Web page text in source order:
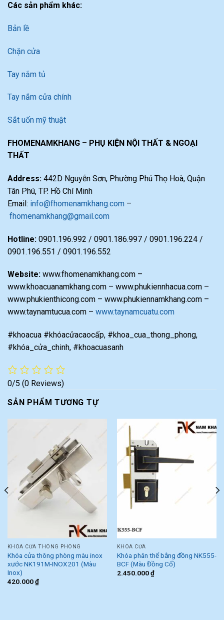
Các sản phẩm khác:
Bản lề
Chặn cửa
Tay nắm tủ
Tay nắm cửa chính
Sắt uốn mỹ thuật
FHOMENAMKHANG – PHỤ KIỆN NỘI THẤT & NGOẠI
THẤT
Address: 442D Nguyễn Sơn, Phường Phú Thọ Hoà, Quận
Tân Phú, TP. Hồ Chí Minh
Email: info@fhomenamkhang.com –
fhomenamkhang@gmail.com
Hotline: 0901.196.992 / 0901.186.997 / 0901.196.224 /
0901.196.551 / 0901.196.552
Website: www.fhomenamkhang.com –
www.khoacuanamkhang.com – www.phukiennhacua.com –
www.phukienthicong.com – www.phukiennamkhang.com –
www.taynamtucua.com – www.taynamcuatu.com
#khoacua #khóacửacaocấp, #khoa_cua_thong_phong,
#khóa_cửa_chinh, #khoacuasanh
0/5 (0 Reviews)
SẢN PHẨM TƯƠNG TỰ
KHÓA CỬA THÔNG PHÒNG
Khóa cửa thông phòng màu inox
xước NK191M-INOX201 (Màu
Inox)
420.000₫
KHÓA CỬA
Khóa phân thể bằng đồng NK555-
BCF (Màu Đồng Cổ)
2.450.000₫